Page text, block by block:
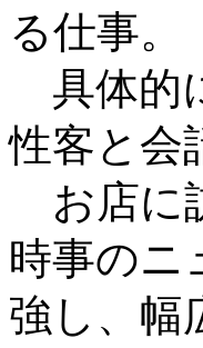
る仕事。
具体的
性客と会
お店に
時事のニ
強し、幅